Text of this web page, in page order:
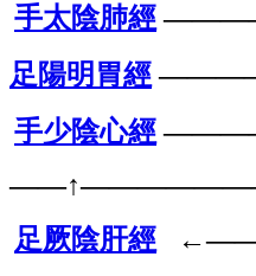
手太陰肺經
足陽明胃經
手少陰心經
——↑
足厥陰肝經